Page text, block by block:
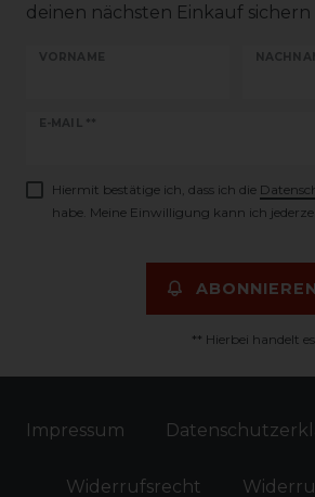
deinen nächsten Einkauf sichern
VORNAME
E-MAIL **
Newsletter
Hiermit bestätige ich, dass ich die
habe. Meine Einwilligung kann ich
ABONNIEREN
** Hierbei handelt
Impressum
Widerrufs­recht